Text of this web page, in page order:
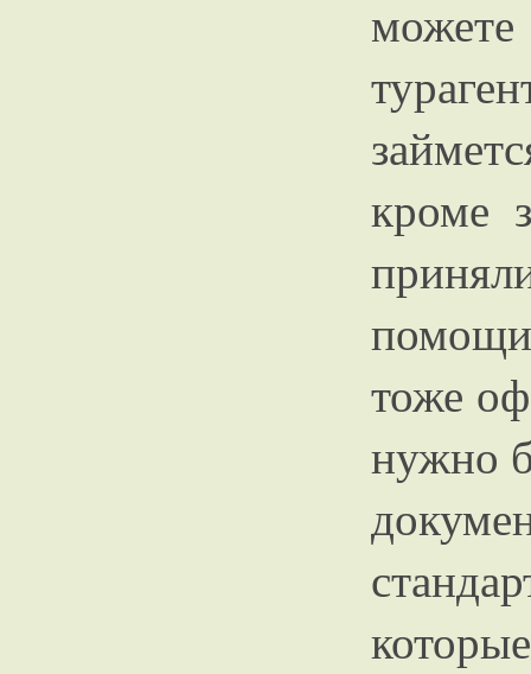
кроме
тоже
нужно